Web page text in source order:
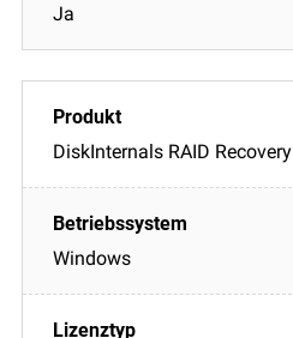
Ja
DiskInternals RAID Recovery
Windows